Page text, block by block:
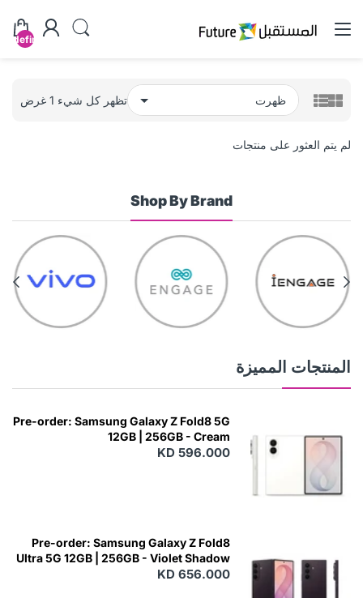
undefined
تظهر كل شيء 1 غرض
لم يتم العثور على منتجات
Shop By Brand
المنتجات المميزة
Pre-order: Samsung Galaxy Z Fold8 5G
12GB | 256GB - Cream
KD 596.000
Pre-order: Samsung Galaxy Z Fold8
Ultra 5G 12GB | 256GB - Violet Shadow
KD 656.000